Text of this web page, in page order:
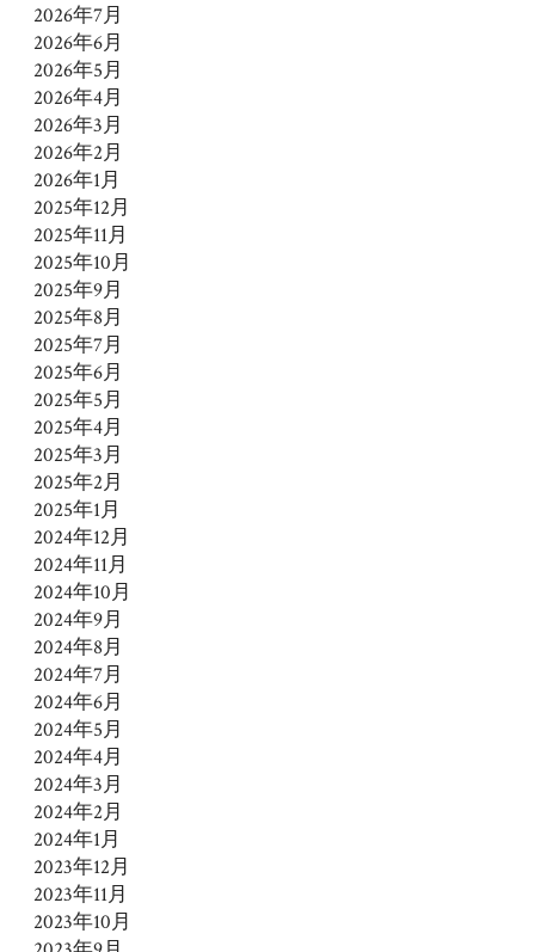
2026年7月
2026年6月
2026年5月
2026年4月
2026年3月
2026年2月
2026年1月
2025年12月
2025年11月
2025年10月
2025年9月
2025年8月
2025年7月
2025年6月
2025年5月
2025年4月
2025年3月
2025年2月
2025年1月
2024年12月
2024年11月
2024年10月
2024年9月
2024年8月
2024年7月
2024年6月
2024年5月
2024年4月
2024年3月
2024年2月
2024年1月
2023年12月
2023年11月
2023年10月